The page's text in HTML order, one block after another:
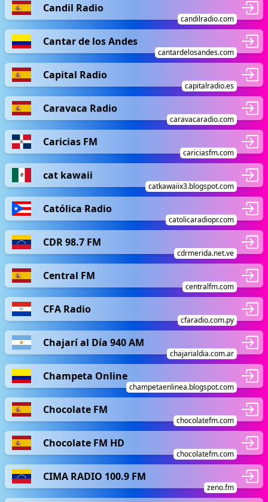
Candil Radio
candilradio.com
Cantar de los Andes
cantardelosandes.com
Capital Radio
capitalradio.es
Caravaca Radio
caravacaradio.com
Caricias FM
cariciasfm.com
cat kawaii
catkawaiix3.blogspot.com
Católica Radio
catolicaradiopr.com
CDR 98.7 FM
cdrmerida.net.ve
Central FM
centralfm.com
CFA Radio
cfaradio.com.py
Chajarí al Día 940 AM
chajarialdia.com.ar
Champeta Online
champetaenlinea.blogspot.com
Chocolate FM
chocolatefm.com
Chocolate FM HD
chocolatefm.com
CIMA RADIO 100.9 FM
zeno.fm